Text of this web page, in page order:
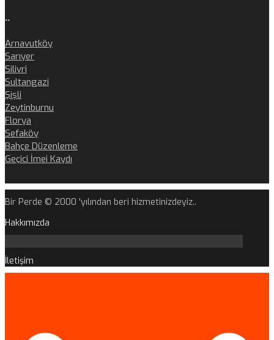
..
Arnavutköy
Sarıyer
Silivri
Sultangazi
Şişli
Zeytinburnu
Florya
Sefaköy
Bahçe Düzenleme
Geçici İmei Kaydı
Bir Perde © 2000 'yılından beri hizmetinizdeyiz..
Hakkımızda
İletişim